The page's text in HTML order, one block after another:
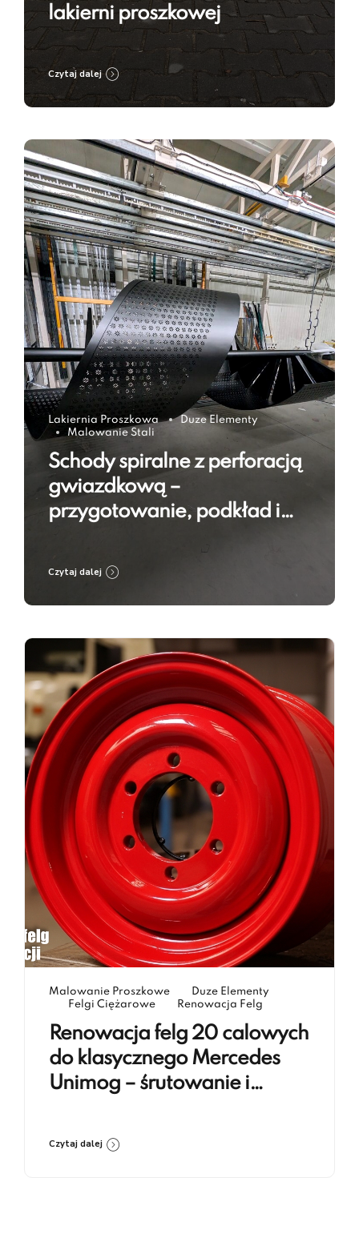
lakierni proszkowej
Czytaj dalej
Lakiernia Proszkowa
Duze Elementy
Malowanie Stali
Schody spiralne z perforacją
gwiazdkową –
przygotowanie, podkład i
Czytaj dalej
Malowanie Proszkowe
Duze Elementy
Felgi Ciężarowe
Renowacja Felg
Renowacja felg 20 calowych
do klasycznego Mercedes
Unimog – śrutowanie i
Czytaj dalej